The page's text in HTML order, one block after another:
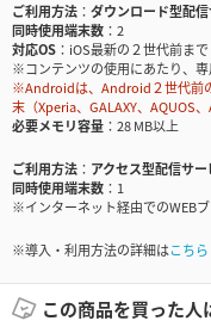
ご利用方法
ダウンロード型配信
同時使用端末数
2
対応OS
iOS最新の２世代前ま
※コンテンツの使用にあたり、
※Androidは、Android２世代前
末（Xperia、GALAXY、AQUOS
必要メモリ容量
28 MB以上
ご利用方法
アクセス型配信サー
同時使用端末数
1
※インターネット経由でのWEB
※導入・利用方法の詳細はこちら
この商品を買った人